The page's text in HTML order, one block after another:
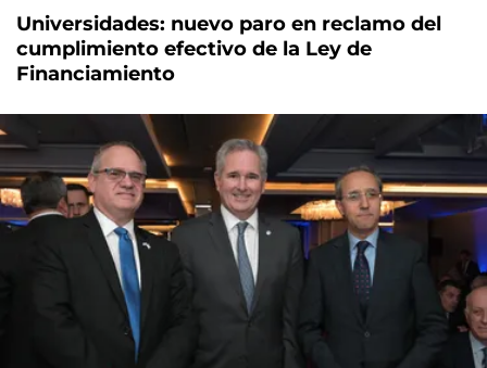
Universidades: nuevo paro en reclamo del
cumplimiento efectivo de la Ley de
Financiamiento